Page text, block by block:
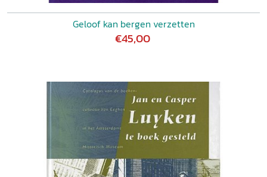
Geloof kan bergen verzetten
€45,00